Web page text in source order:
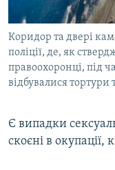
Коридор та двері
поліції, де, як
правоохоронці, під
відбувалися
Є випадки
скоєні в окупації,